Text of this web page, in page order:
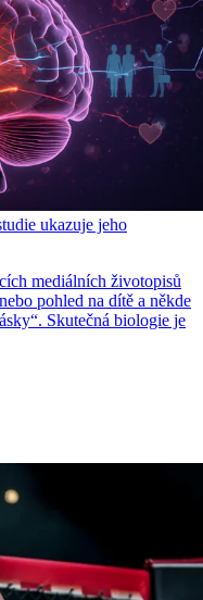
ukazuje jeho
mediálních životopisů
pohled na dítě a někde
Skutečná biologie je